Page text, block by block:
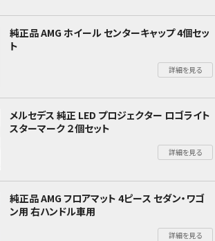
純正品 AMG ホイール センターキャップ 4個セッ
ト
詳細を見る
メルセデス 純正 LED プロジェクター ロゴライト
スターマーク ２個セット
詳細を見る
純正品 AMG フロアマット 4ピース セダン・ワゴ
ン用 右ハンドル車用
詳細を見る